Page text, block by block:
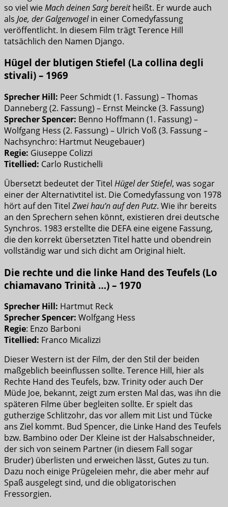
so viel wieMach deinen Sarg bereitheißt. Er wurde auch
als Joe, der Galgenvogelin einer Comedyfassung
veröffentlicht. In diesem Film trägt Terence Hill
tatsächlich den Namen Django.
Hügel der blutigen Stiefel (La collina degli
stivali) – 1969
Sprecher Hill: Peer Schmidt (1. Fassung) – Thomas
Danneberg (2. Fassung) – Ernst Meincke (3. Fassung)
Sprecher Spencer: Benno Hoffmann (1. Fassung) –
Wolfgang Hess (2. Fassung) – Ulrich Voß (3. Fassung –
Nachsynchro: Hartmut Neugebauer)
Regie: Giuseppe Colizzi
Titellied: Carlo Rustichelli
Übersetzt bedeutet der Titel Hügel der Stiefel, was sogar
einer der Alternativtitel ist. Die Comedyfassung von 1978
hört auf den Titel Zwei hau’n auf den Putz. Wie ihr bereits
an den Sprechern sehen könnt, existieren drei deutsche
Synchros. 1983 erstellte die DEFA eine eigene Fassung,
die den korrekt übersetzten Titel hatte und obendrein
vollständig war und sich dicht am Original hielt.
Die rechte und die linke Hand des Teufels (Lo
chiamavano Trinità …) – 1970
Sprecher Hill: Hartmut Reck
Sprecher Spencer: Wolfgang Hess
Regie: Enzo Barboni
Titellied: Franco Micalizzi
Dieser Western ist der Film, der den Stil der beiden
maßgeblich beeinflussen sollte. Terence Hill, hier als
Rechte Hand des Teufels, bzw. Trinity oder auch Der
Müde Joe, bekannt, zeigt zum ersten Mal das, was ihn die
späteren Filme über begleiten sollte. Er spielt das
gutherzige Schlitzohr, das vor allem mit List und Tücke
ans Ziel kommt. Bud Spencer, die Linke Hand des Teufels
bzw. Bambino oder Der Kleine ist der Halsabschneider,
der sich von seinem Partner (in diesem Fall sogar
Bruder) überlisten und erweichen lässt, Gutes zu tun.
Dazu noch einige Prügeleien mehr, die aber mehr auf
Spaß ausgelegt sind, und die obligatorischen
Fressorgien.